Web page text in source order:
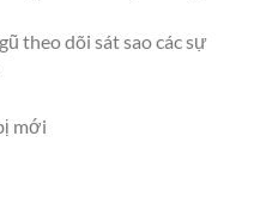
theo dõi sát sao các sự
mới